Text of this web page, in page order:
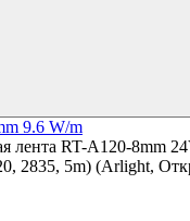
9.6 W/m
лента RT-A120-8mm
2835, 5m) (Arlight,